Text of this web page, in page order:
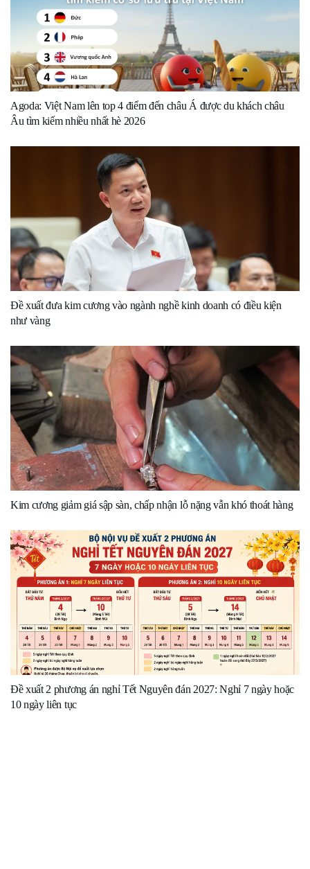
Agoda: Việt Nam lên top 4 điểm đến châu Á được du khách châu
Âu tìm kiếm nhiều nhất hè 2026
Đề xuất đưa kim cương vào ngành nghề kinh doanh có điều kiện
như vàng
Kim cương giảm giá sập sàn, chấp nhận lỗ nặng vẫn khó thoát hàng
Đề xuất 2 phương án nghỉ Tết Nguyên đán 2027: Nghỉ 7 ngày hoặc
10 ngày liên tục